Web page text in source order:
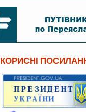
КОРИСНІ